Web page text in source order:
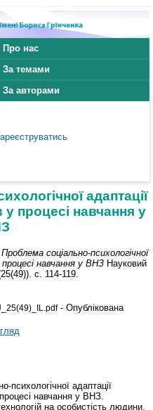
Про нас
За темами
За авторами
адаптації
у процесі навчання у
Проблема соціально-психологічної
навчання у ВНЗ Науковий
с. 114-119.
- Опублікована
психологічної адаптації
навчання у ВНЗ.
на особистість людини,